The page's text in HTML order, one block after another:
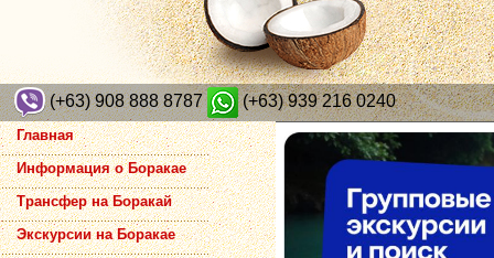
(+63) 908 888 8787 (+63) 939 216 0240
Главная
Информация о Боракае
Трансфер на Боракай
Экскурсии на Боракае